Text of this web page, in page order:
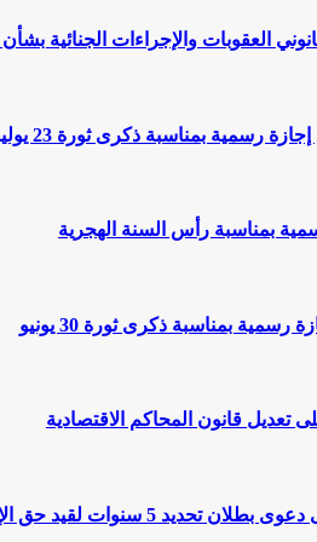
العقوبات والإجراءات الجنائية
رسمية بمناسبة ذكرى ثورة 23 يوليو
بمناسبة رأس السنة الهجرية
بمناسبة ذكرى ثورة 30 يونيو
تعديل قانون المحاكم الاقتصادية